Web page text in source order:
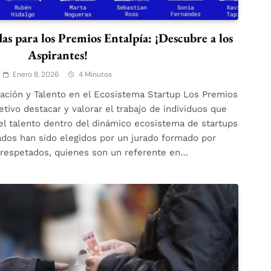
para los Premios Entalpía: ¡Descubre a los
Aspirantes!
Enero 8, 2026 4 Minutos
y Talento en el Ecosistema Startup Los Premios
destacar y valorar el trabajo de individuos que
talento dentro del dinámico ecosistema de startups
han sido elegidos por un jurado formado por
quienes son un referente en…